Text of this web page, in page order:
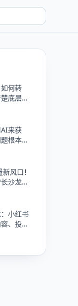
何转
底层逻
来获
根本不
风口！
沙龙，
双
小红书
、投放
干货分